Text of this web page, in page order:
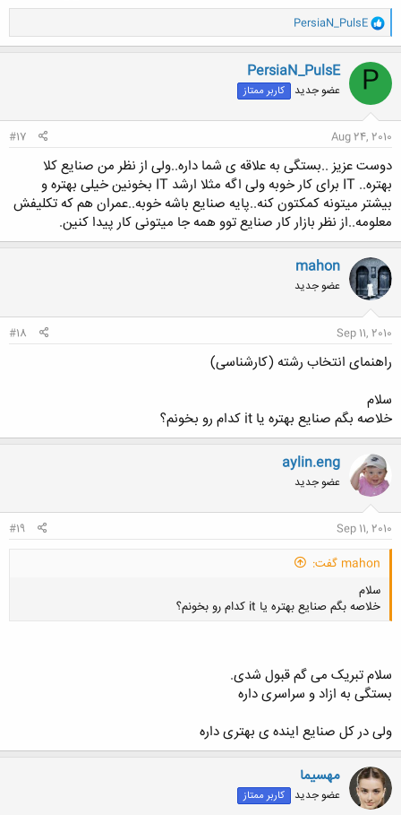
و
ا
ک
ن
ش
ه
ا
PersiaN_PulsE
P
PersiaN_PulsE
عضو جدید کاربر ممتاز
Aug 24, 2010
#17
دوست عزیز ..بستگی به علاقه ی شما داره..ولی از نظر من صنایع کلا
بهتره.. IT برای کار خوبه ولی اگه مثلا ارشد IT بخونین خیلی بهتره و
بیشتر میتونه کمکتون کنه..پایه صنایع باشه خوبه..عمران هم که تکلیفش
معلومه..از نظر بازار کار صنایع توو همه جا میتونی کار پیدا کنین.
mahon
عضو جدید
Sep 11, 2010
#18
راهنمای انتخاب رشته (کارشناسی)
سلام
خلاصه بگم صنایع بهتره یا it کدام رو بخونم؟
aylin.eng
عضو جدید
Sep 11, 2010
#19
mahon گفت:
سلام
خلاصه بگم صنایع بهتره یا it کدام رو بخونم؟
سلام تبریک می گم قبول شدی.
بستگی به ازاد و سراسری داره
ولی در کل صنایع اینده ی بهتری داره
مهسیما
عضو جدید کاربر ممتاز